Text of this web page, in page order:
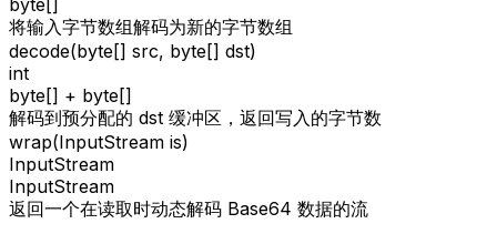
byte[]
将输入字节数组解码为新的字节数组
decode(byte[] src, byte[] dst)
int
byte[] + byte[]
解码到预分配的 dst 缓冲区，返回写入的字节数
wrap(InputStream is)
InputStream
InputStream
返回一个在读取时动态解码 Base64 数据的流